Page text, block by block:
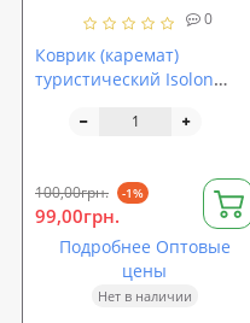
0
Коврик (каремат)
туристический Isolon
100,00грн. -1%
99,00грн.
Подробнее Оптовые
цены
Нет в наличии